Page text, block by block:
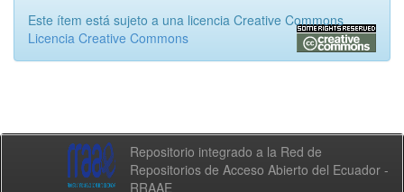
Este ítem está sujeto a una licencia Creative Commons
Licencia Creative Commons
Repositorio integrado a la Red de
Repositorios de Acceso Abierto del Ecuador -
RRAAE